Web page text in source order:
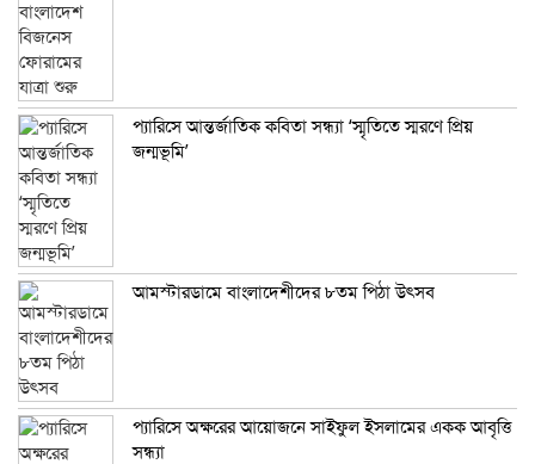
প্যারিসে আন্তর্জাতিক কবিতা সন্ধ্যা ‘স্মৃতিতে স্মরণে প্রিয়
জন্মভূমি’
আমস্টারডামে বাংলাদেশীদের ৮তম পিঠা উৎসব
প্যারিসে অক্ষরের আয়োজনে সাইফুল ইসলামের একক আবৃত্তি
সন্ধ্যা